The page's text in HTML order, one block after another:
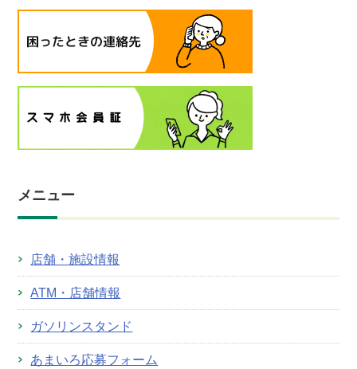
メニュー
店舗・施設情報
ATM・店舗情報
ガソリンスタンド
あまいろ応募フォーム